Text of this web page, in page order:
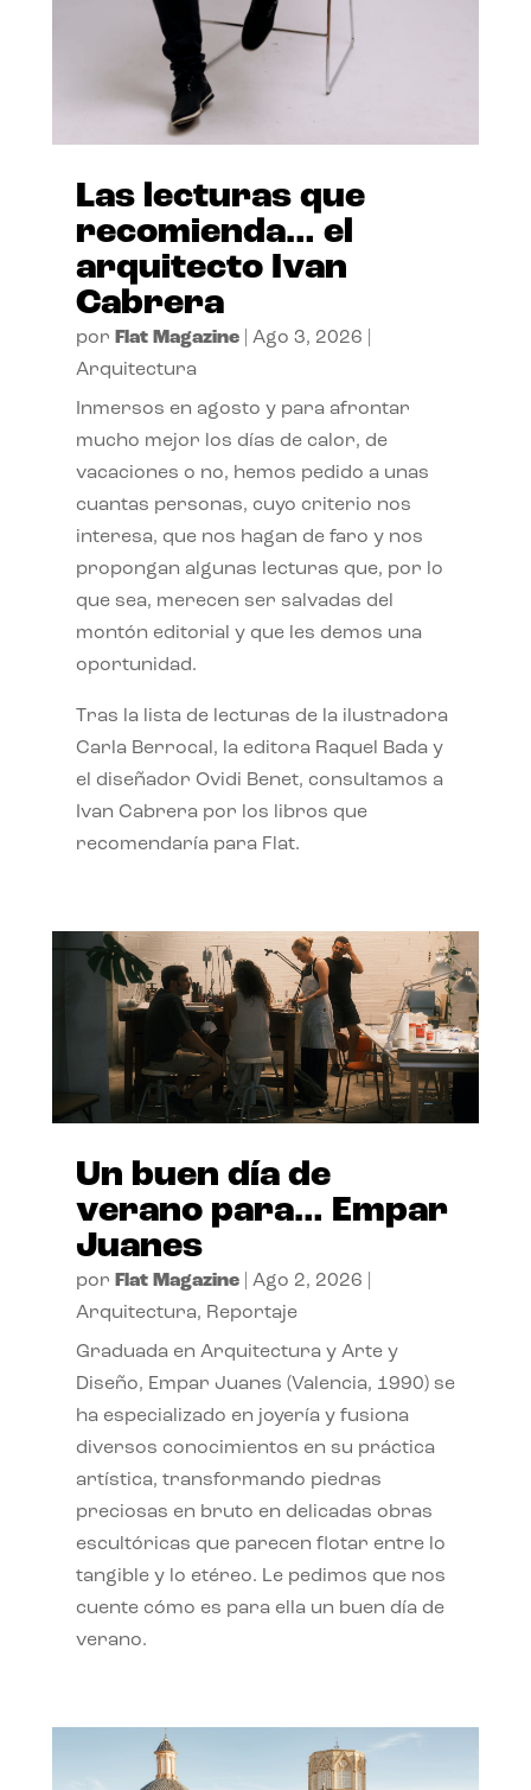
Las lecturas que
recomienda… el
arquitecto Ivan
Cabrera
por Flat Magazine| Ago 3, 2026
Arquitectura
Inmersos en agosto y para afrontar
mucho mejor los días de calor, de
vacaciones o no, hemos pedido a unas
cuantas personas, cuyo criterio nos
interesa, que nos hagan de faro y nos
propongan algunas lecturas que, por lo
que sea, merecen ser salvadas del
montón editorial y que les demos una
oportunidad.
Tras la lista de lecturas de la ilustradora
Carla Berrocal, la editora Raquel Bada y
el diseñador Ovidi Benet, consultamos a
Ivan Cabrera por los libros que
recomendaría para Flat.
Un buen día de
verano para… Empar
Juanes
por Flat Magazine| Ago 2, 2026
Arquitectura, Reportaje
Graduada en Arquitectura y Arte y
Diseño, Empar Juanes (Valencia, 1990) se
ha especializado en joyería y fusiona
diversos conocimientos en su práctica
artística, transformando piedras
preciosas en bruto en delicadas obras
escultóricas que parecen flotar entre lo
tangible y lo etéreo. Le pedimos que nos
cuente cómo es para ella un buen día de
verano.